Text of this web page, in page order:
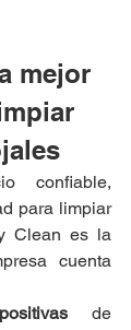
mejor
confiable,
para limpiar
Clean es la
cuenta
de